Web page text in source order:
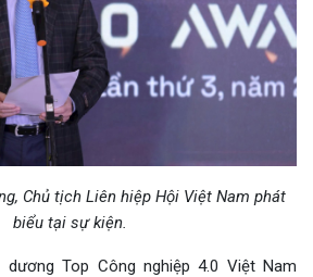
Chủ tịch Liên hiệp Hội Việt Nam phát
biểu tại sự kiện.
Top Công nghiệp 4.0 Việt Nam